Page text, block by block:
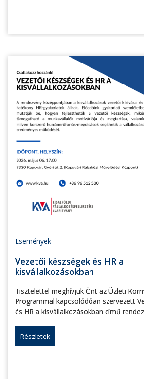
Események
Vezetői készségek és HR a
kisvállalkozásokban
Tisztelettel meghívjuk Önt az Üzleti
Programmal kapcsolódóan szervezett
és HR a kisvállalkozásokban című
Részletek